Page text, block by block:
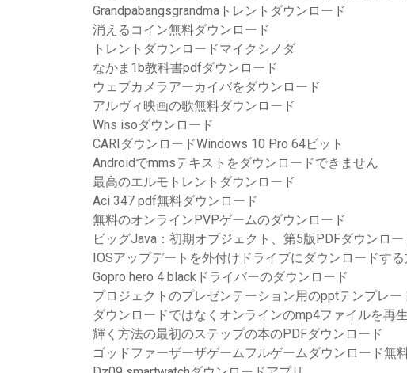
Grandpabangsgrandmaトレントダウンロード
消えるコイン無料ダウンロード
トレントダウンロードマイクシノダ
なかま1b教科書pdfダウンロード
ウェブカメラアーカイバをダウンロード
アルヴィ映画の歌無料ダウンロード
Whs isoダウンロード
CARIダウンロードWindows 10 Pro 64ビット
Androidでmmsテキストをダウンロードできません
最高のエルモトレントダウンロード
Aci 347 pdf無料ダウンロード
無料のオンラインPVPゲームのダウンロード
ビッグJava：初期オブジェクト、第5版PDFダウンロー
IOSアップデートを外付けドライブにダウンロードす
Gopro hero 4 blackドライバーのダウンロード
プロジェクトのプレゼンテーション用のpptテンプレー
ダウンロードではなくオンラインのmp4ファイルを再
輝く方法の最初のステップの本のPDFダウンロード
ゴッドファーザーザゲームフルゲームダウンロード無